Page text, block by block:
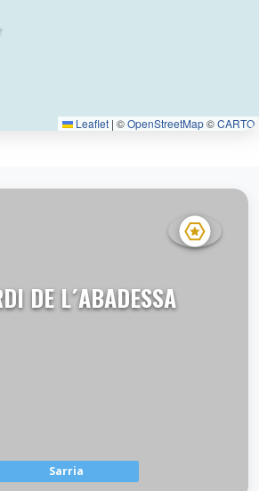
Leaflet | ©OpenStreetMap©CARTO
DE L´ABADESSA
Sarria